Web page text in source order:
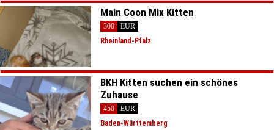
Main Coon Mix Kitten
300
EUR
Rheinland-Pfalz
BKH Kitten suchen ein schönes
Zuhause
450
EUR
Baden-Württemberg